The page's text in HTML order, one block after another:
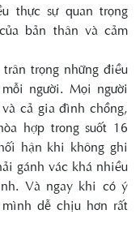
thực sự quan trọng
bản thân và cảm
trọng những điều
người. Mọi người
cả gia đình chồng,
hợp trong suốt 16
hận khi không ghi
gánh vác khá nhiều
Và ngay khi có ý
dễ chịu hơn rất